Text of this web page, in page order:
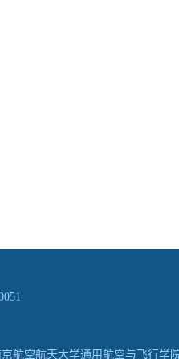
航空航天大学通用航空与飞行学